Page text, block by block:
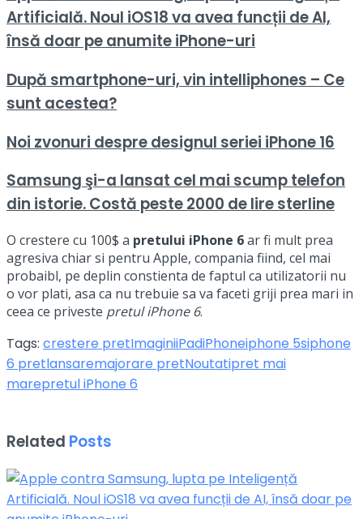
Artificială. Noul iOS18 va avea funcții de AI,
însă doar pe anumite iPhone-uri
După smartphone-uri, vin intelliphones – Ce
sunt acestea?
Noi zvonuri despre designul seriei iPhone 16
Samsung şi-a lansat cel mai scump telefon
din istorie. Costă peste 2000 de lire sterline
O crestere cu 100$ a pretului iPhone 6ar fi mult prea
agresiva chiar si pentru Apple, compania fiind, cel mai
probaibl, pe deplin constienta de faptul ca utilizatorii nu
o vor plati, asa ca nu trebuie sa va faceti griji prea mari in
ceea ce priveste pretul iPhone 6.
Tags: crestere pretImaginiiPadiPhoneiphone 5siphone
6 pretlansaremajorare pretNoutatipret mai
marepretul iPhone 6
Related Posts